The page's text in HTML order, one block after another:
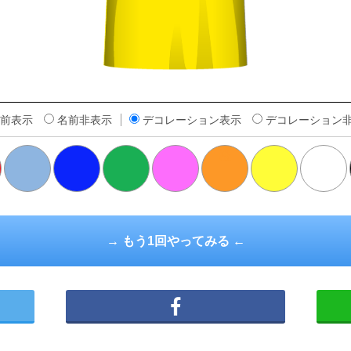
表示 名前非表示 デコレーション表示 デコレーション
→ もう1回やってみる ←